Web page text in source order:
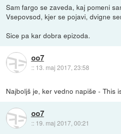
Sam fargo se zaveda, kaj pomeni
Vsepovsod, kjer se pojavi, dvigne
Sice pa kar dobra epizoda.
oo7
:: 13. maj 2017, 23:58
Najboljš je, ker vedno napiše - This
oo7
:: 19. maj 2017, 00:21